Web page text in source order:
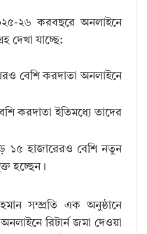
২৬ করবছরে অনলাইনে
দেখা যাচ্ছে:
বেশি করদাতা অনলাইনে
করদাতা ইতিমধ্যে তাদের
১৫ হাজারেরও বেশি নতুন
হচ্ছেন।
সম্প্রতি এক অনুষ্ঠানে
রিটার্ন জমা দেওয়া